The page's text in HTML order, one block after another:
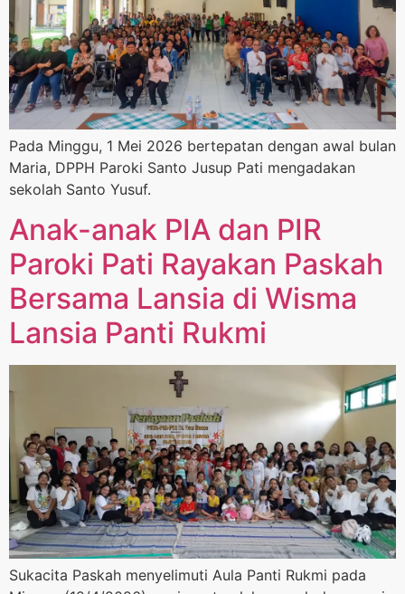
Pada Minggu, 1 Mei 2026 bertepatan dengan awal bulan
Maria, DPPH Paroki Santo Jusup Pati mengadakan
sekolah Santo Yusuf.
Anak-anak PIA dan PIR
Paroki Pati Rayakan Paskah
Bersama Lansia di Wisma
Lansia Panti Rukmi
Sukacita Paskah menyelimuti Aula Panti Rukmi pada